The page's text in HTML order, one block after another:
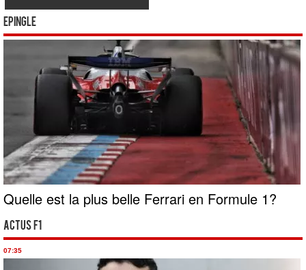
Epingle
Quelle est la plus belle Ferrari en Formule 1?
Actus F1
07:35